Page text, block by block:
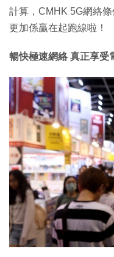
計算，CMHK 5G網絡
更加係贏在起跑線啦！
暢快極速網絡 真正享受